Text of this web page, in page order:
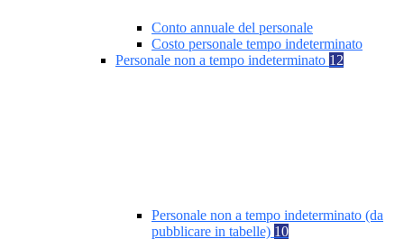
Conto annuale del personale
Costo personale tempo indeterminato
Personale non a tempo indeterminato 12
Personale non a tempo indeterminato (da
pubblicare in tabelle) 10